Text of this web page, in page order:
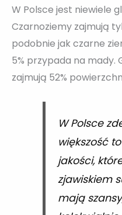
W Polsce jest niewiele
Czarnoziemy zajmują
podobnie jak czarne
5% przypada na mady.
zajmują 52%
W Polsce
większość
jakości,
zjawiskiem
mają